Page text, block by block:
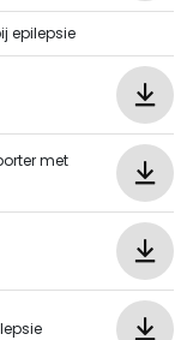
epilepsie
met